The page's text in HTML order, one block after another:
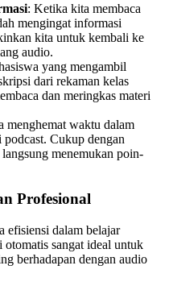
: Ketika kita membaca
mengingat informasi
kita untuk kembali ke
audio.
yang mengambil
dari rekaman kelas
dan meringkas materi
menghemat waktu dalam
Cukup dengan
menemukan poin-
Profesional
efisiensi dalam belajar
sangat ideal untuk
berhadapan dengan audio